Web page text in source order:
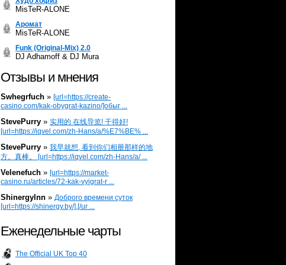
MisTeR-ALONE
Аромат
MisTeR-ALONE
Funk (Original-Mix) 2.0
DJ Adhamoff & DJ Mura
Отзывы и мнения
Swhegrfuch » [url=https://create-
casino.com/kak-obygrat-kazino/]обыг ...
StevePurry » 实用的 在线导览! 干得好!
[url=https://iqvel.com/zh-Hans/a/%E7%BE% ...
StevePurry » 我早就想, 看到你们相册那样的地
方。真棒。 [url=https://iqvel.com/zh-Hans/a/ ...
Velenefuch » [url=https://market-
casino.ru/articles/72-kak-vyigrat-r ...
Shinergylnn » Доброго времени суток
[url=https://shinergy.by/].[/ur ...
Еженедельные чарты
The Official UK Top 40